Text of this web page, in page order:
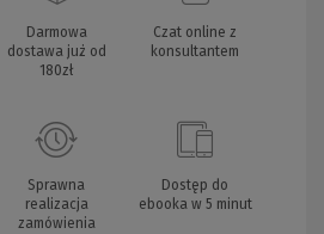
Darmowa
dostawa już od
180zł
Czat online z
konsultantem
Sprawna
realizacja
zamówienia
Dostęp do
ebooka w 5 minut